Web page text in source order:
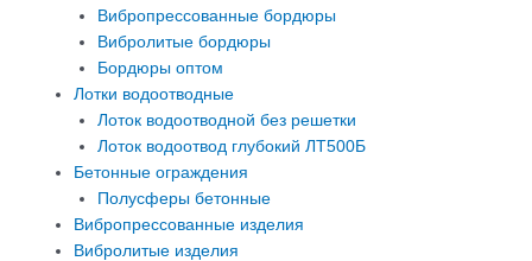
Вибропрессованные бордюры
Вибролитые бордюры
Бордюры оптом
Лотки водоотводные
Лоток водоотводной без решетки
Лоток водоотвод глубокий ЛТ500Б
Бетонные ограждения
Полусферы бетонные
Вибропрессованные изделия
Вибролитые изделия